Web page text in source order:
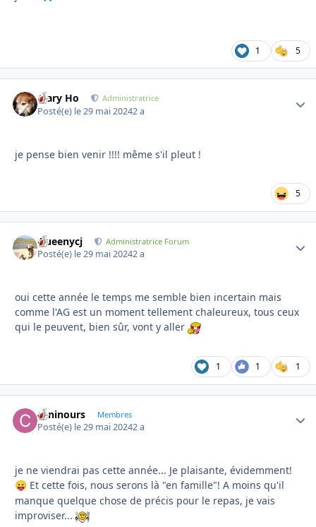
1 5
Mary Ho Administratrice
Posté(e) le 29 mai 20242 a
je pense bien venir !!!! même s'il pleut !
5
Queenycj Administratrice Forum
Posté(e) le 29 mai 20242 a
oui cette année le temps me semble bien incertain mais
comme l'AG est un moment tellement chaleureux, tous ceux
qui le peuvent, bien sûr, vont y aller
1 1 1
caninours Membres
Posté(e) le 29 mai 20242 a
je ne viendrai pas cette année... Je plaisante, évidemment!
😛 Et cette fois, nous serons là "en famille"! A moins qu'il
manque quelque chose de précis pour le repas, je vais
improviser...